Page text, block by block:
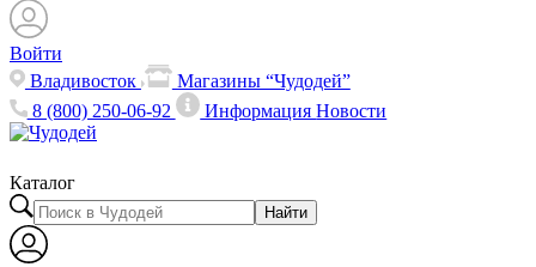
Войти
Владивосток
Магазины “Чудодей”
8 (800) 250-06-92
ИнформацияНовости
Каталог
Найти